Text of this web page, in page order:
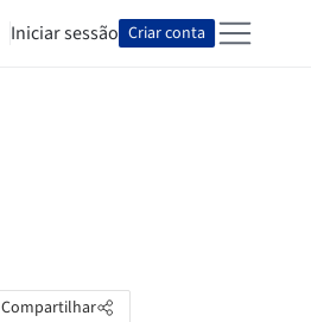
Iniciar sessão Criar conta
Compartilhar